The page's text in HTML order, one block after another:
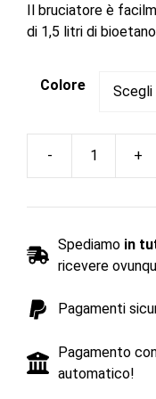
Il bruciatore è
di 1,5 litri di
Colore
Spediamo in
ricevere
Pagamenti
Pagamento
automatico!